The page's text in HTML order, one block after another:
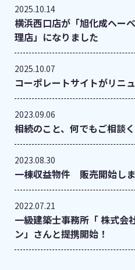
2025.10.14
横浜西口店が「旭化成ヘー
理店」になりました
2025.10.07
コーポレートサイトがリニ
2023.09.06
相続のこと、何でもご相談
2023.08.30
一棟収益物件 販売開始しま
2022.07.21
一級建築士事務所「 株式会
ン」さんと提携開始！